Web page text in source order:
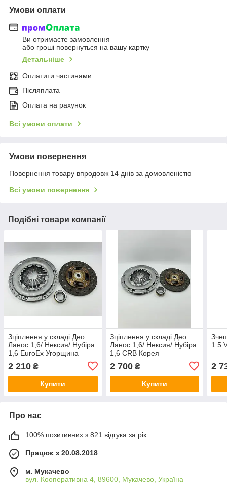
Умови оплати
Ви отримаєте замовлення
або гроші повернуться на вашу картку
Детальніше
Оплатити частинами
Післяплата
Оплата на рахунок
Всі умови оплати
Умови повернення
Повернення товару впродовж 14 днів за домовленістю
Всі умови повернення
Подібні товари компанії
Зціплення у складі Део
Ланос 1,6/ Нексия/ Нубіра
1,6 EuroEx Угорщина
2 210 ₴
Купити
Зціплення у складі Део
Ланос 1,6/ Нексия/ Нубіра
1,6 CRB Корея
2 700₴
Купити
1.5
2
Про нас
100% позитивних з 821 відгука за рік
Працює з 20.08.2018
м. Мукачево
вул. Кооперативна 4, 89600, Мукачево, Україна